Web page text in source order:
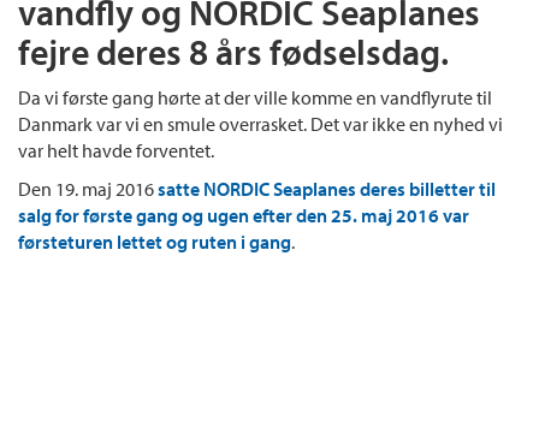
vandfly og NORDIC Seaplanes
fejre deres 8 års fødselsdag.
Da vi første gang hørte at der ville komme en vandflyrute til
Danmark var vi en smule overrasket. Det var ikke en nyhed vi
var helt havde forventet.
Den 19. maj 2016satte NORDIC Seaplanes deres billetter til
salg for første gang og ugen efter den 25. maj 2016 var
førsteturen lettet og ruten i gang.